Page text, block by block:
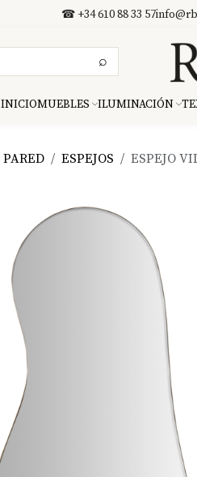
☎ +34 610 88 33 57
⌕
INICIOMUEBLES ILUMINACIÓN
PARED ESPEJOS ESPEJO